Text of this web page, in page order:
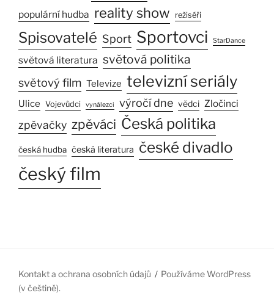
populární hudba reality show režiséři
Spisovatelé Sport Sportovci StarDance
světová literatura světová politika
světový film Televize televizní seriály
Ulice Vojevůdci vynálezci výročí dne vědci Zločinci
zpěvačky zpěváci Česká politika
česká hudba česká literatura české divadlo
český film
Kontakt a ochrana osobních údajů
Používáme WordPress
(v češtině).